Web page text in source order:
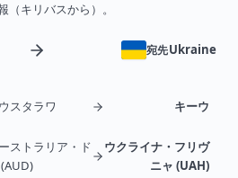
キリバスから）。
宛先Ukraine
スタラワ キーウ
ストラリア・ド
ウクライナ・フリヴ
ニャ (UAH)